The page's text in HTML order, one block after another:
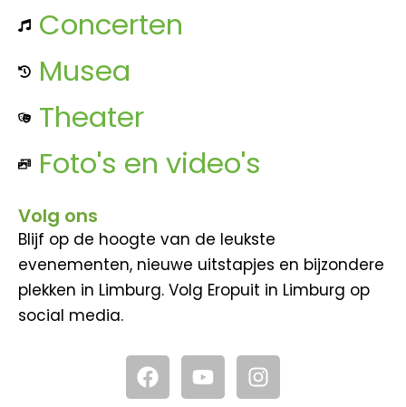
Concerten
Musea
Theater
Foto's en video's
Volg ons
Blijf op de hoogte van de leukste
evenementen, nieuwe uitstapjes en bijzondere
plekken in Limburg. Volg Eropuit in Limburg op
social media.
F
a
Y
o
I
n